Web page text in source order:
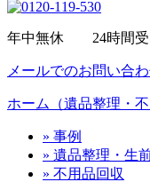
年中無休 24時間受
メールでのお問い合
ホーム（遺品整理・
» 事例
» 遺品整理・生
» 不用品回収